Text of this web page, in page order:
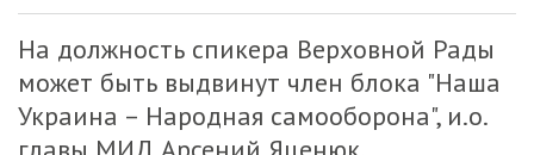
На должность спикера Верховной Рады
может быть выдвинут член блока "Наша
Украина – Народная самооборона", и.о.